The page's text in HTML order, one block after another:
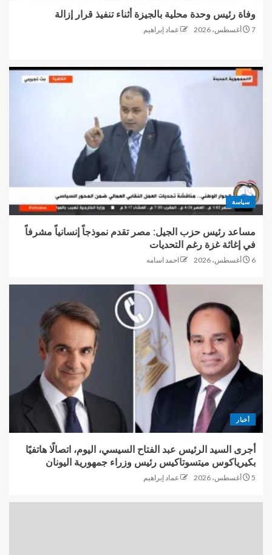
وفاة رئيس وحدة محلية بالجيزة أثناء تنفيذ قرار إزالة
7 أغسطس، 2026 عماد إبراهيم
سياسة
مساعد رئيس حزب الجيل: مصر تقدم نموذجاً إنسانياً مشرفاً
في إغاثة غزة رغم التحديات
6 أغسطس، 2026 احمد اسامه
أخبار
أجرى السيد الرئيس عبد الفتاح السيسي، اليوم، اتصالًا هاتفيًا
بكيرياكوس ميتسوتاكيس رئيس وزراء جمهورية اليونان
5 أغسطس، 2026 عماد إبراهيم